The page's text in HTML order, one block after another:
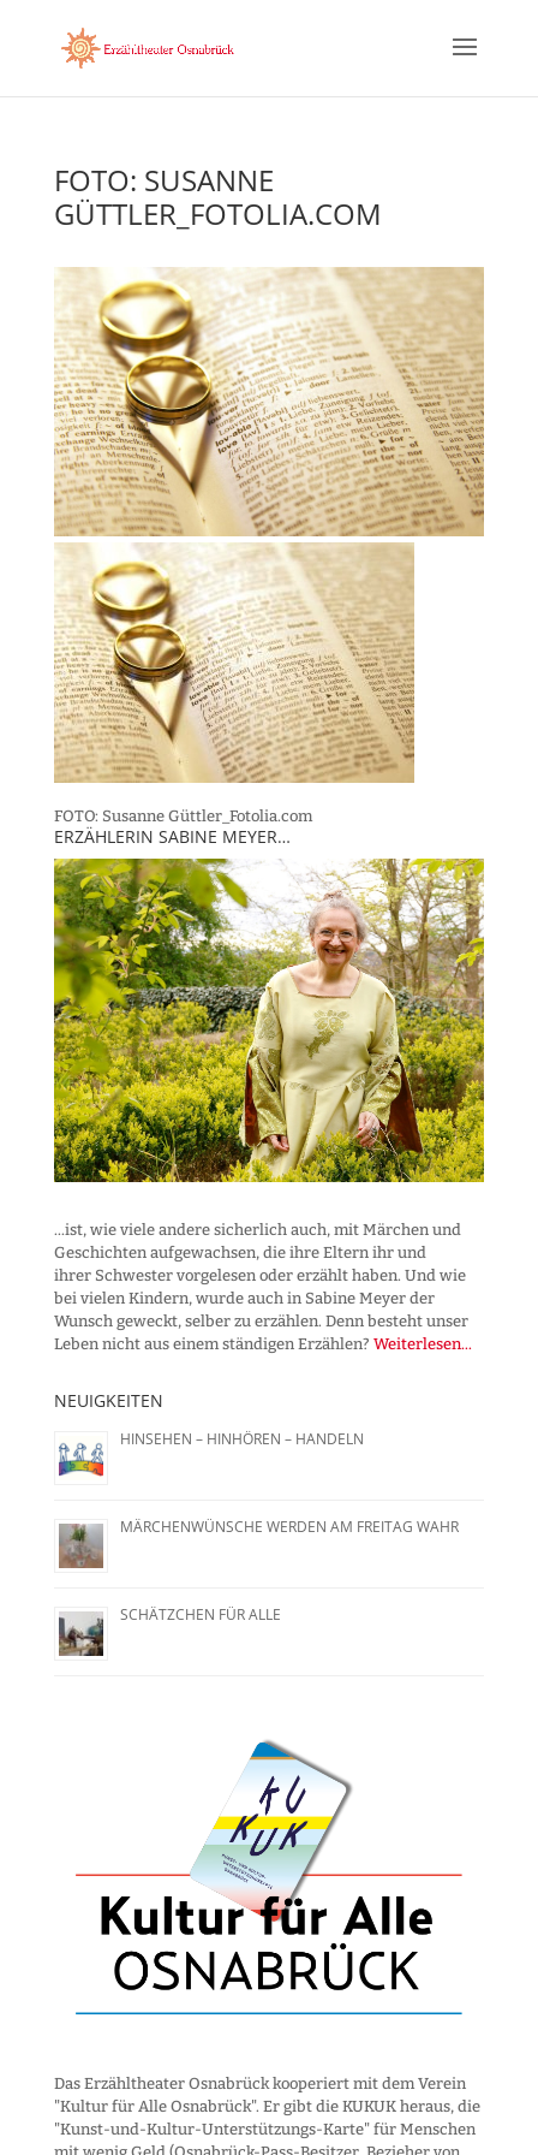
FOTO: SUSANNE
GÜTTLER_FOTOLIA.COM
FOTO: Susanne Güttler_Fotolia.com
ERZÄHLERIN SABINE MEYER…
...ist, wie viele andere sicherlich auch, mit Märchen und
Geschichten aufgewachsen, die ihre Eltern ihr und
ihrer Schwester vorgelesen oder erzählt haben. Und wie
bei vielen Kindern, wurde auch in Sabine Meyer der
Wunsch geweckt, selber zu erzählen. Denn besteht unser
Leben nicht aus einem ständigen Erzählen? Weiterlesen...
NEUIGKEITEN
HINSEHEN – HINHÖREN – HANDELN
MÄRCHENWÜNSCHE WERDEN AM FREITAG WAHR
SCHÄTZCHEN FÜR ALLE
Das Erzähltheater Osnabrück kooperiert mit dem Verein
"Kultur für Alle Osnabrück". Er gibt die KUKUK heraus, die
"Kunst-und-Kultur-Unter­stützungs-Karte" für Menschen